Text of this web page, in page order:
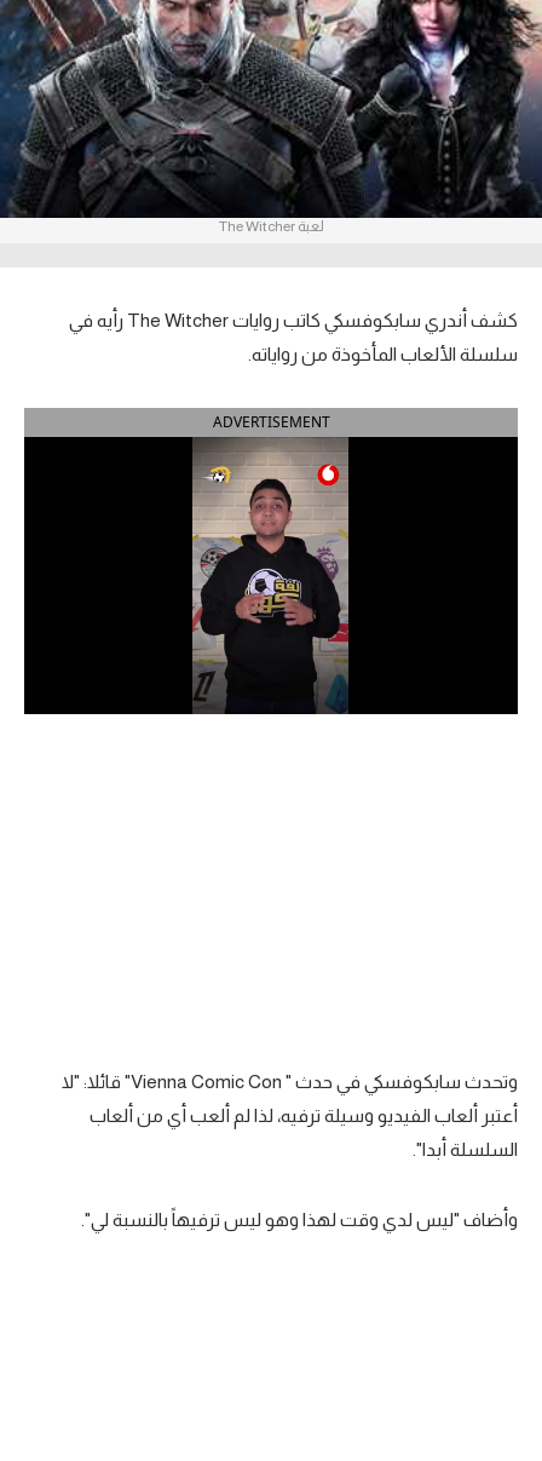
آراء حرة
ركن الألعاب
بطولات
أمريكا 2026
الدوري الإنجليزي الممتاز
الدوري الإسباني
الدوري السعودي للمحترفين
سعودي في الجول
الدوري الإنجليزي
الدوري الإسباني
لعبة The Witcher
كشف أندري سابكوفسكي كاتب روايات The Witcher رأيه في
سلسلة الألعاب المأخوذة من رواياته.
ADVERTISEMENT
وتحدث سابكوفسكي في حدث " Vienna Comic Con" قائلا: "لا
أعتبر ألعاب الفيديو وسيلة ترفيه، لذا لم ألعب أي من ألعاب
السلسلة أبدا".
وأضاف "ليس لدي وقت لهذا وهو ليس ترفيهاً بالنسبة لي".